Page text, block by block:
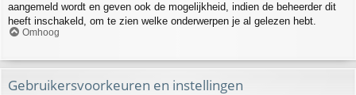
aangemeld wordt en geven ook de mogelijkheid, indien de beheerder dit
heeft inschakeld, om te zien welke onderwerpen je al gelezen hebt.
Omhoog
Gebruikersvoorkeuren en instellingen